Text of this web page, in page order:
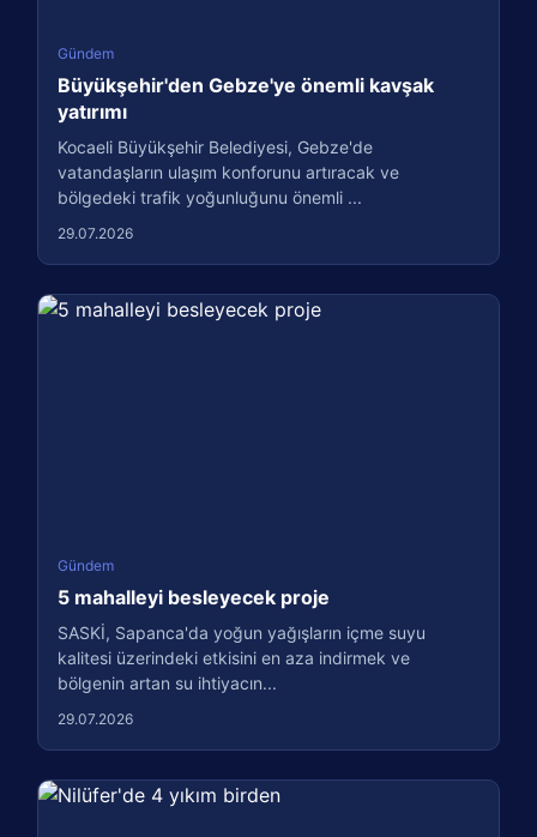
Gündem
Büyükşehir'den Gebze'ye önemli kavşak
yatırımı
Kocaeli Büyükşehir Belediyesi, Gebze'de
vatandaşların ulaşım konforunu artıracak ve
bölgedeki trafik yoğunluğunu önemli ...
29.07.2026
Gündem
5 mahalleyi besleyecek proje
SASKİ, Sapanca'da yoğun yağışların içme suyu
kalitesi üzerindeki etkisini en aza indirmek ve
bölgenin artan su ihtiyacın...
29.07.2026